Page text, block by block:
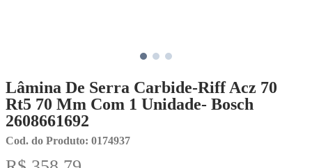
Lâmina De Serra Carbide-Riff Acz 70
Rt5 70 Mm Com 1 Unidade- Bosch
2608661692
Cod. do Produto: 0174937